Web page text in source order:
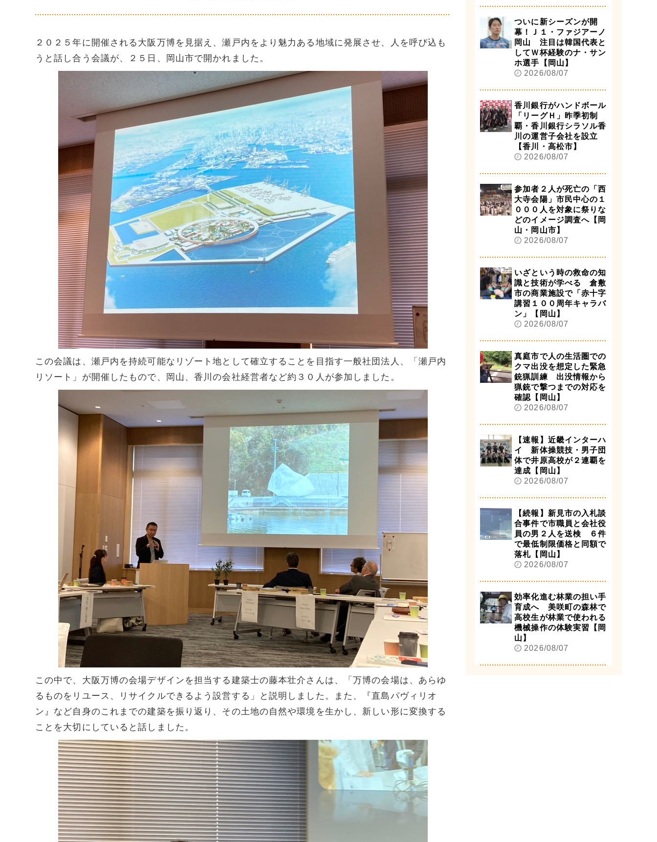
２０２５年に開催される大阪万博を見据え、瀬戸内をより魅力ある地域に発展させ、人を呼び込も
うと話し合う会議が、２５日、岡山市で開かれました。
この会議は、瀬戸内を持続可能なリゾート地として確立することを目指す一般社団法人、「瀬戸内
リソート」が開催したもので、岡山、香川の会社経営者など約３０人が参加しました。
この中で、大阪万博の会場デザインを担当する建築士の藤本壮介さんは、「万博の会場は、あらゆ
るものをリユース、リサイクルできるよう設営する」と説明しました。また、『直島パヴィリオ
ン』など自身のこれまでの建築を振り返り、その土地の自然や環境を生かし、新しい形に変換する
ことを大切にしていると話しました。
ついに新シーズンが開
幕！Ｊ１・ファジアーノ
岡山 注目は韓国代表と
してＷ杯経験のナ・サン
ホ選手【岡山】
2026/08/07
香川銀行がハンドボール
「リーグＨ」昨季初制
覇・香川銀行シラソル香
川の運営子会社を設立
【香川・高松市】
2026/08/07
参加者２人が死亡の「西
大寺会陽」市民中心の１
０００人を対象に祭りな
どのイメージ調査へ【岡
山・岡山市】
2026/08/07
いざという時の救命の知
識と技術が学べる 倉敷
市の商業施設で「赤十字
講習１００周年キャラバ
ン」【岡山】
2026/08/07
真庭市で人の生活圏での
クマ出没を想定した緊急
銃猟訓練 出没情報から
猟銃で撃つまでの対応を
確認【岡山】
2026/08/07
【速報】近畿インターハ
イ 新体操競技・男子団
体で井原高校が２連覇を
達成【岡山】
2026/08/07
【続報】新見市の入札談
合事件で市職員と会社役
員の男２人を送検 ６件
で最低制限価格と同額で
落札【岡山】
2026/08/07
効率化進む林業の担い手
育成へ 美咲町の森林で
高校生が林業で使われる
機械操作の体験実習【岡
山】
2026/08/07